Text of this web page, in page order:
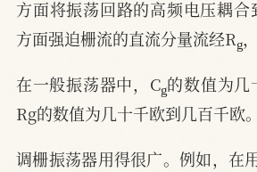
方面将振荡回路的高频电压耦合
方面强迫栅流的直流分量流经Rg
在一般振荡器中，C g
的数值为几
Rg的数值为几十千欧到几百千欧。
调栅振荡器用得很广。例如，在